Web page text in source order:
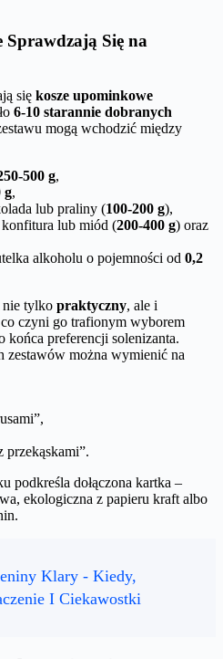
Sprawdzają Się na
się kosze upominkowe
6-10 starannie dobranych
mogą wchodzić między
500 g,
g,
lub praliny (100-200 g),
konfitura lub miód (200-400 g) oraz
alkoholu o pojemności od 0,2
nie tylko praktyczny, ale i
czyni go trafionym wyborem
końca preferencji solenizanta.
zestawów można wymienić na
podkreśla dołączona kartka –
ekologiczna z papieru kraft albo
Klary - Kiedy,
I Ciekawostki